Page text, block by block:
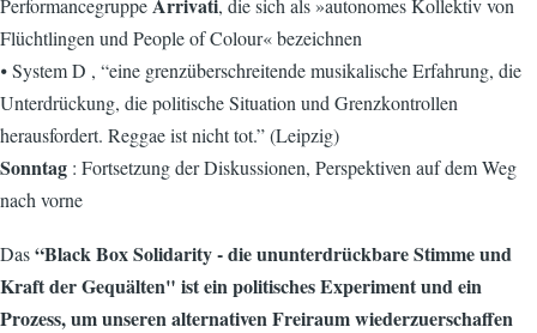
Performancegruppe
, die sich als »autonomes Kollektiv von
Flüchtlingen und People of Colour« bezeichnen
⦁ System D , “eine grenzüberschreitende musikalische Erfahrung, die
Unterdrückung, die politische Situation und Grenzkontrollen
herausfordert. Reggae ist nicht tot.” (Leipzig)
Sonntag : Fortsetzung der Diskussionen, Perspektiven auf dem Weg
nach vorne
Das“Black Box Solidarity - die ununterdrückbare Stimme und
Kraft der Gequälten" ist ein politisches Experiment und ein
Prozess, um unseren alternativen Freiraum wiederzuerschaffen